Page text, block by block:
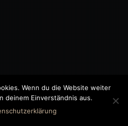
BERNAU GMBH
Wenn du die Website weiter
deinem Einverständnis aus.